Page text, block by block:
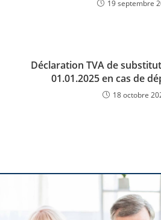
19 septembre
Déclaration TVA de
01.01.2025 en cas de
18 octobre